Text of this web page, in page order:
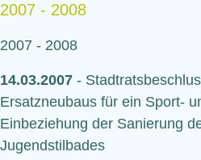
2007 - 2008
2007 - 2008
14.03.2007 -
Ersatzneubaus für ein Sport-
Einbeziehung der Sanierung
Jugendstilbades